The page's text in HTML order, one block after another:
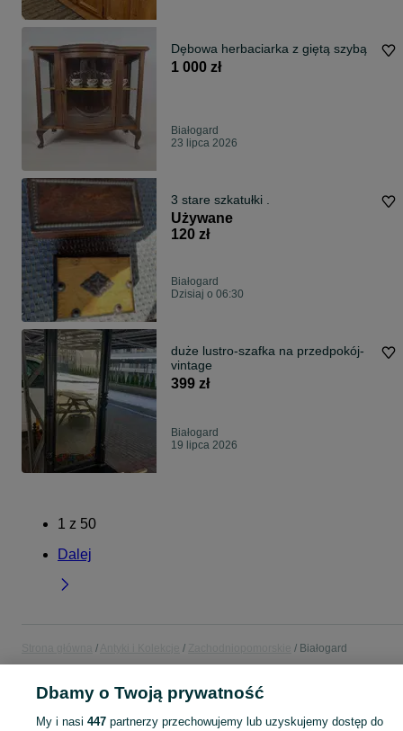
Dębowa herbaciarka z giętą szybą
1 000 zł
Białogard
23 lipca 2026
3 stare szkatułki .
Używane
120 zł
Białogard
Dzisiaj o 06:30
duże lustro-szafka na przedpokój-
vintage
399 zł
Białogard
19 lipca 2026
1 z 50
Dalej
Białogard
ANTYKI I KOLEKCJE
Dbamy o Twoją prywatność
My i nasi 447partnerzy przechowujemy lub uzyskujemy dostęp do